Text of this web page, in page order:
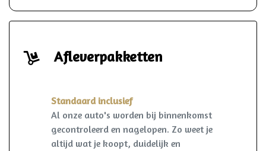
Afleverpakketten
Standaard inclusief
Al onze auto's worden bij binnenkomst
gecontroleerd en nagelopen. Zo weet je
altijd wat je koopt, duidelijk en